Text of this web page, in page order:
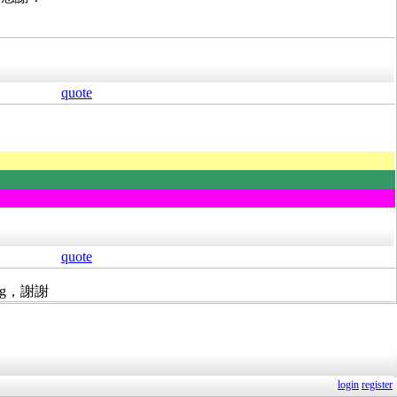
quote
quote
，謝謝
login register